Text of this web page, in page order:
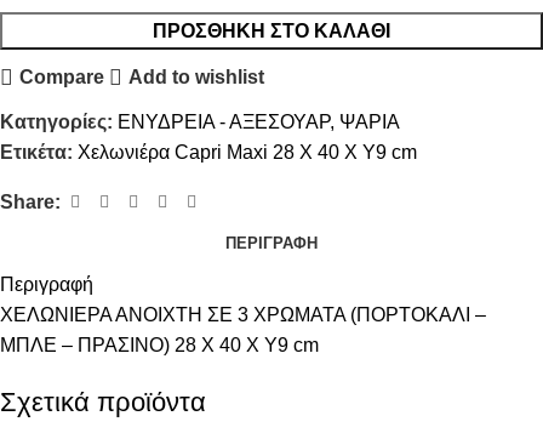
ΠΡΟΣΘΉΚΗ ΣΤΟ ΚΑΛΆΘΙ
Compare Add to wishlist
Κατηγορίες: ΕΝΥΔΡΕΙΑ - ΑΞΕΣΟΥΑΡ, ΨΑΡΙΑ
Ετικέτα: Χελωνιέρα Capri Maxi 28 X 40 X Y9 cm
Share:
ΠΕΡΙΓΡΑΦΉ
Περιγραφή
ΧΕΛΩΝΙΕΡΑ ΑΝΟΙΧΤΗ ΣΕ 3 ΧΡΩΜΑΤΑ (ΠΟΡΤΟΚΑΛΙ –
ΜΠΛΕ – ΠΡΑΣΙΝΟ) 28 X 40 X Y9 cm
Σχετικά προϊόντα